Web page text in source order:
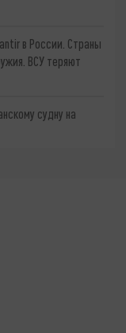
в России. Страны
ВСУ теряют
судну на